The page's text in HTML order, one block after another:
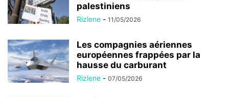
palestiniens
Rizlene - 11/05/2026
Les compagnies aériennes
européennes frappées par la
hausse du carburant
Rizlene - 07/05/2026